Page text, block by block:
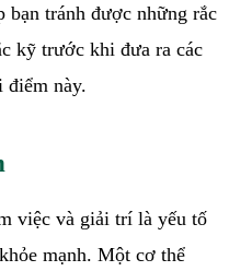
bạn tránh được những rắc
kỹ trước khi đưa ra các
điểm này.
việc và giải trí là yếu tố
mạnh. Một cơ thể